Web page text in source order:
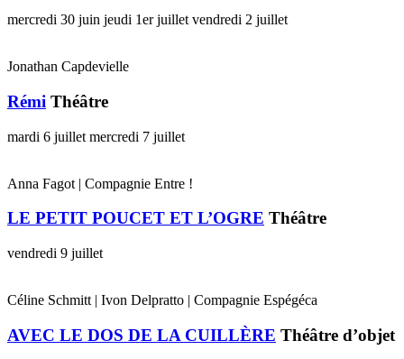
mercredi 30 juin jeudi 1er juillet vendredi 2 juillet
Jonathan Capdevielle
Rémi Théâtre
mardi 6 juillet mercredi 7 juillet
Anna Fagot | Compagnie Entre !
LE PETIT POUCET ET L’OGRE Théâtre
vendredi 9 juillet
Céline Schmitt | Ivon Delpratto | Compagnie Espégéca
AVEC LE DOS DE LA CUILLÈRE Théâtre d’objet